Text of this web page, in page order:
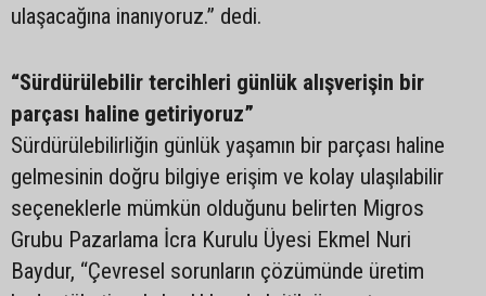
ulaşacağına inanıyoruz.” dedi.
“Sürdürülebilir tercihleri günlük alışverişin bir
parçası haline getiriyoruz”
Sürdürülebilirliğin günlük yaşamın bir parçası haline
gelmesinin doğru bilgiye erişim ve kolay ulaşılabilir
seçeneklerle mümkün olduğunu belirten Migros
Grubu Pazarlama İcra Kurulu Üyesi Ekmel Nuri
Baydur, “Çevresel sorunların çözümünde üretim